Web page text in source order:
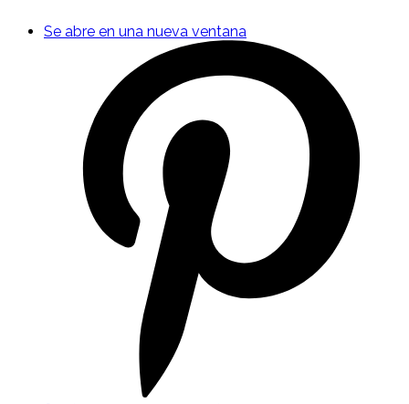
Se abre en una nueva ventana